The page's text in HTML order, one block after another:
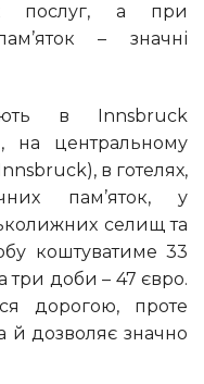
послуг, а при
– значні
на центральному
в готелях,
пам’яток, у
селищ та
коштуватиме 33
три доби – 47 євро.
дорогою, проте
й дозволяє значно